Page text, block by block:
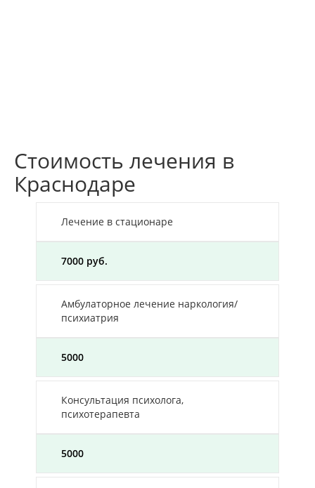
Стоимость лечения в
Краснодаре
Лечение в стационаре
7000 руб.
Амбулаторное лечение наркология/
психиатрия
5000
Консультация психолога,
психотерапевта
5000